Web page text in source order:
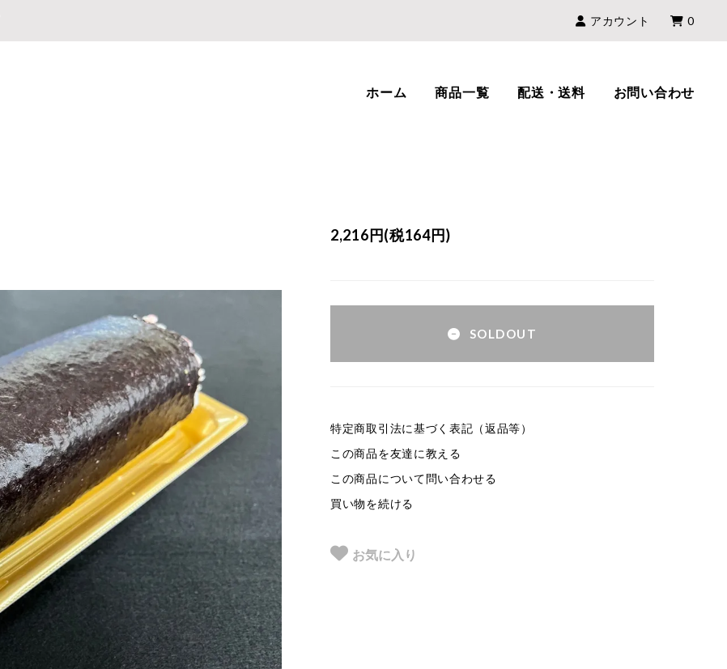
アカウント 0
ホーム 商品一覧 配送・送料 お問い合わせ
2,216円(税164円)
SOLDOUT
特定商取引法に基づく表記（返品等）
この商品を友達に教える
この商品について問い合わせる
買い物を続ける
お気に入り